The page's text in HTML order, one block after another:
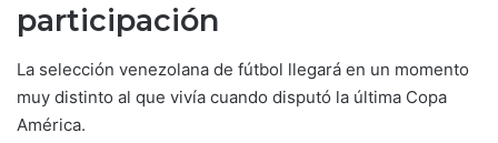
participación
La selección venezolana de fútbol llegará en un momento
muy distinto al que vivía cuando disputó la última Copa
América.